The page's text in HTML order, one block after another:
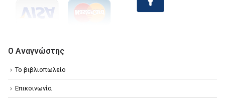
Ο Αναγνώστης
Το βιβλιοπωλείο
Επικοινωνία